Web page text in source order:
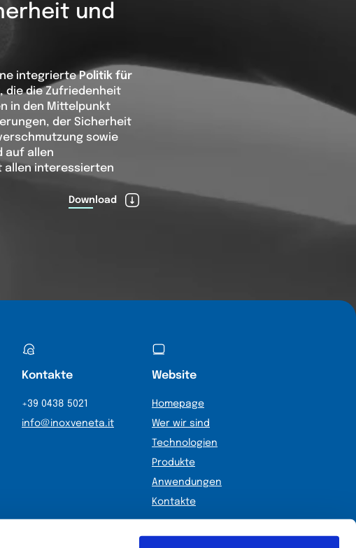
und
integriertePolitik für
die die Zufriedenheit
in den Mittelpunkt
der Sicherheit
sowie
auf allen
allen interessierten
Download
Kontakte
+39 0438 5021
info@inoxveneta.it
Website
Homepage
Wer wir sind
Technologien
Produkte
Anwendungen
Kontakte